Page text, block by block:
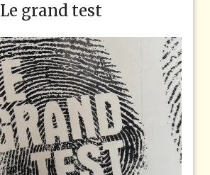
Le grand test